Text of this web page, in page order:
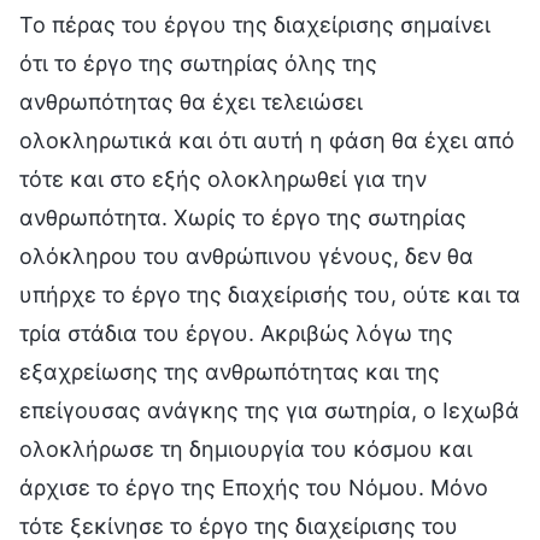
Το πέρας του έργου της διαχείρισης σημαίνει
ότι το έργο της σωτηρίας όλης της
ανθρωπότητας θα έχει τελειώσει
ολοκληρωτικά και ότι αυτή η φάση θα έχει από
τότε και στο εξής ολοκληρωθεί για την
ανθρωπότητα. Χωρίς το έργο της σωτηρίας
ολόκληρου του ανθρώπινου γένους, δεν θα
υπήρχε το έργο της διαχείρισής του, ούτε και τα
τρία στάδια του έργου. Ακριβώς λόγω της
εξαχρείωσης της ανθρωπότητας και της
επείγουσας ανάγκης της για σωτηρία, ο Ιεχωβά
ολοκλήρωσε τη δημιουργία του κόσμου και
άρχισε το έργο της Εποχής του Νόμου. Μόνο
τότε ξεκίνησε το έργο της διαχείρισης του